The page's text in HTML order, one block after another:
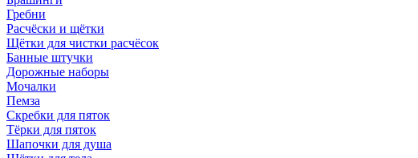
Гребни
Расчёски и щётки
Щётки для чистки расчёсок
Банные штучки
Дорожные наборы
Мочалки
Пемза
Скребки для пяток
Тёрки для пяток
Шапочки для душа